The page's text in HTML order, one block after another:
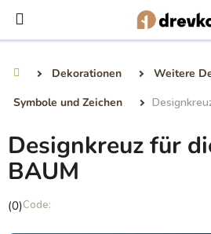
Inhalt
springen
Dekorationen
Weitere
Symbole und Zeichen
Designkreuz für
BAUM
Die
(0)